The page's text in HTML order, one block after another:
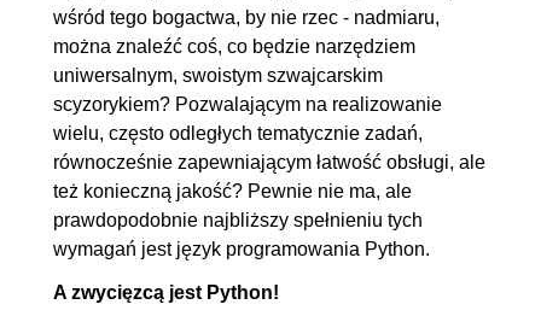
2.2. Polimorfizm
00:09:26
2.3. Funkcje polimorficzne
00:06:42
2.4. List comprehension
2.5. Dict comprehension
00:05:55
2.6. Wiele znaczeń znaku
gwiazdki
00:15:07
2.7. Python nie zwraca wielu
00:06:06
2.8. Podstawowe znaczenia
wśród tego bogactwa, by nie rzec - nadmiaru,
można znaleźć coś, co będzie narzędziem
uniwersalnym, swoistym szwajcarskim
scyzorykiem? Pozwalającym na realizowanie
wielu, często odległych tematycznie zadań,
równocześnie zapewniającym łatwość obsługi, ale
też konieczną jakość? Pewnie nie ma, ale
prawdopodobnie najbliższy spełnieniu tych
wymagań jest język programowania Python.
A zwycięzcą jest Python!